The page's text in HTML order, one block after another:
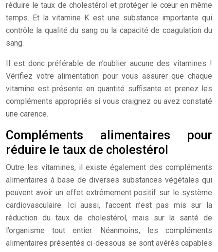
réduire le taux de cholestérol et protéger le cœur en même
temps. Et la vitamine K est une substance importante qui
contrôle la qualité du sang ou la capacité de coagulation du
sang.
Il est donc préférable de n’oublier aucune des vitamines !
Vérifiez votre alimentation pour vous assurer que chaque
vitamine est présente en quantité suffisante et prenez les
compléments appropriés si vous craignez ou avez constaté
une carence.
Compléments alimentaires pour
réduire le taux de cholestérol
Outre les vitamines, il existe également des compléments
alimentaires à base de diverses substances végétales qui
peuvent avoir un effet extrêmement positif sur le système
cardiovasculaire. Ici aussi, l’accent n’est pas mis sur la
réduction du taux de cholestérol, mais sur la santé de
l’organisme tout entier. Néanmoins, les compléments
alimentaires présentés ci-dessous se sont avérés capables